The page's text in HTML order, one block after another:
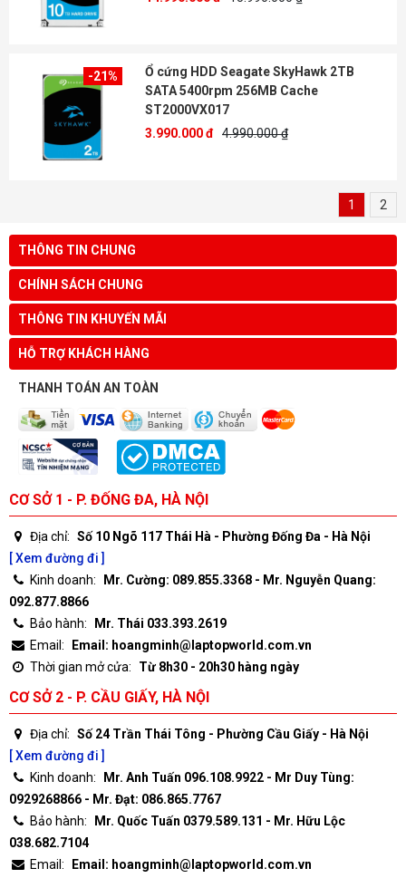
-21%
Ổ cứng HDD Seagate SkyHawk 2TB
SATA 5400rpm 256MB Cache
ST2000VX017
3.990.000 đ 4.990.000 ₫
1 2
THÔNG TIN CHUNG
CHÍNH SÁCH CHUNG
THÔNG TIN KHUYẾN MÃI
HỖ TRỢ KHÁCH HÀNG
THANH TOÁN AN TOÀN
CƠ SỞ 1 - P. ĐỐNG ĐA, HÀ NỘI
Địa chỉ: Số 10 Ngõ 117 Thái Hà - Phường Đống Đa - Hà Nội
[ Xem đường đi ]
Kinh doanh:
Mr. Cường: 089.855.3368 - Mr. Nguyễn Quang:
092.877.8866
Bảo hành:
Mr. Thái 033.393.2619
Email:
Email: hoangminh@laptopworld.com.vn
Thời gian mở cửa:
Từ 8h30 - 20h30 hàng ngày
CƠ SỞ 2 - P. CẦU GIẤY, HÀ NỘI
Địa chỉ: Số 24 Trần Thái Tông - Phường Cầu Giấy - Hà Nội
[ Xem đường đi ]
Kinh doanh:
Mr. Anh Tuấn 096.108.9922 - Mr Duy Tùng:
0929268866 - Mr. Đạt: 086.865.7767
Bảo hành:
Mr. Quốc Tuấn 0379.589.131 - Mr. Hữu Lộc
038.682.7104
Email:
Email: hoangminh@laptopworld.com.vn